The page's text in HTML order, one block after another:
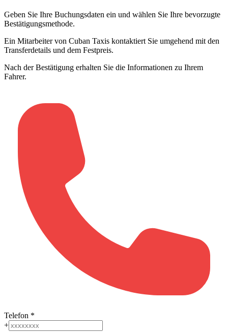
Geben Sie Ihre Buchungsdaten ein und wählen Sie Ihre bevorzugte
Bestätigungsmethode.
Ein Mitarbeiter von Cuban Taxis kontaktiert Sie umgehend mit den
Transferdetails und dem Festpreis.
Nach der Bestätigung erhalten Sie die Informationen zu Ihrem
Fahrer.
Telefon *
+